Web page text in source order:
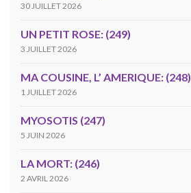
30 JUILLET 2026
UN PETIT ROSE: (249)
3 JUILLET 2026
MA COUSINE, L’ AMERIQUE: (248)
1 JUILLET 2026
MYOSOTIS (247)
5 JUIN 2026
LA MORT: (246)
2 AVRIL 2026